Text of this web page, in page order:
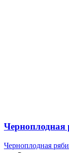
Черноплодная
Черноплодная